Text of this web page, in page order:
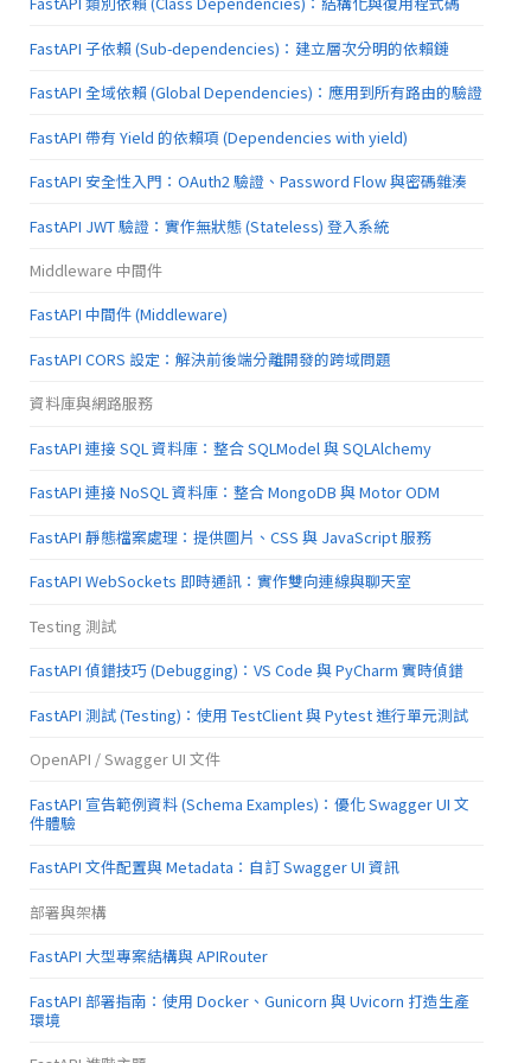
FastAPI 子依賴 (Sub-dependencies)：建立層次分明的依賴鏈
FastAPI 全域依賴 (Global Dependencies)：應用到所有路由的驗證
FastAPI 帶有 Yield 的依賴項 (Dependencies with yield)
FastAPI 安全性入門：OAuth2 驗證、Password Flow 與密碼雜湊
FastAPI JWT 驗證：實作無狀態 (Stateless) 登入系統
Middleware 中間件
FastAPI 中間件 (Middleware)
FastAPI CORS 設定：解決前後端分離開發的跨域問題
資料庫與網路服務
FastAPI 連接 SQL 資料庫：整合 SQLModel 與 SQLAlchemy
FastAPI 連接 NoSQL 資料庫：整合 MongoDB 與 Motor ODM
FastAPI 靜態檔案處理：提供圖片、CSS 與 JavaScript 服務
FastAPI WebSockets 即時通訊：實作雙向連線與聊天室
Testing 測試
FastAPI 偵錯技巧 (Debugging)：VS Code 與 PyCharm 實時偵錯
FastAPI 測試 (Testing)：使用 TestClient 與 Pytest 進行單元測試
OpenAPI / Swagger UI 文件
FastAPI 宣告範例資料 (Schema Examples)：優化 Swagger UI 文
件體驗
FastAPI 文件配置與 Metadata：自訂 Swagger UI 資訊
部署與架構
FastAPI 大型專案結構與 APIRouter
FastAPI 部署指南：使用 Docker、Gunicorn 與 Uvicorn 打造生產
環境